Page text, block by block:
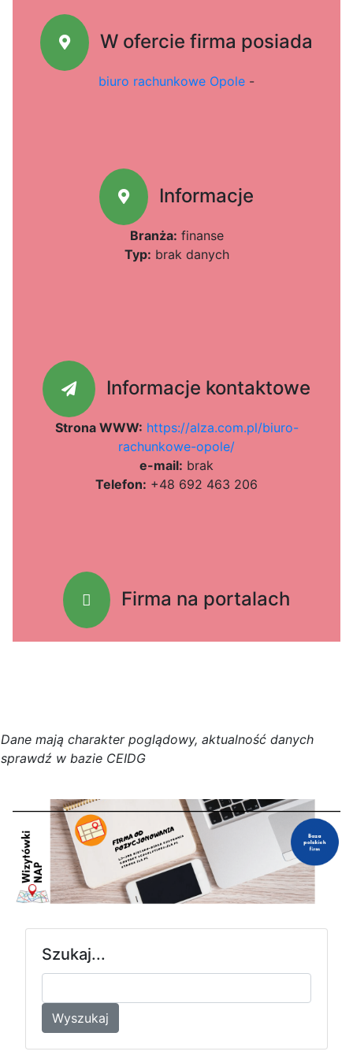
W ofercie firma posiada
biuro rachunkowe Opole -
Informacje
Branża: finanse
Typ: brak danych
Informacje kontaktowe
Strona WWW: https://alza.com.pl/biuro-
rachunkowe-opole/
e-mail: brak
Telefon: +48 692 463 206
Firma na portalach
Dane mają charakter poglądowy, aktualność danych
sprawdź w bazie CEIDG
Szukaj...
Wyszukaj